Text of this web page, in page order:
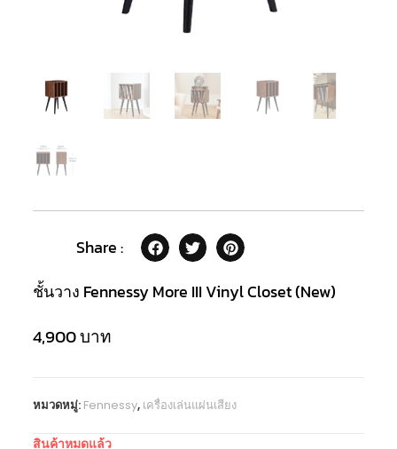
Share :
ชั้นวาง Fennessy More III Vinyl Closet (New)
4,900บาท
หมวดหมู่: Fennessy, เครื่องเล่นแผ่นเสียง
สินค้าหมดแล้ว